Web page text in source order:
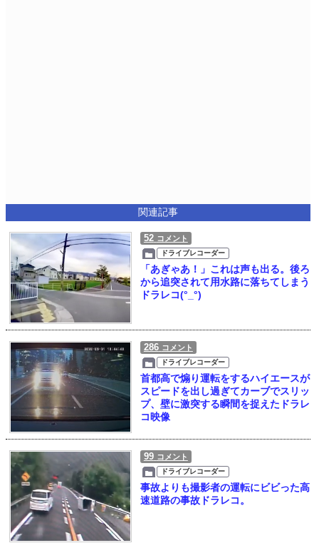
関連記事
52 コメント
ドライブレコーダー
「あぎゃあ！」これは声も出る。後ろ
から追突されて用水路に落ちてしまう
ドラレコ(°_°)
286 コメント
ドライブレコーダー
首都高で煽り運転をするハイエースが
スピードを出し過ぎてカーブでスリッ
プ、壁に激突する瞬間を捉えたドラレ
コ映像
99 コメント
ドライブレコーダー
事故よりも撮影者の運転にビビった高
速道路の事故ドラレコ。